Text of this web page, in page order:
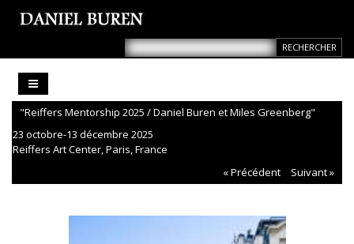
"Reiffers Mentorship 2025 / Daniel Buren et Miles Greenberg"
23 octobre-13 décembre 2025
Reiffers Art Center, Paris, France
« Précédent
Suivant »